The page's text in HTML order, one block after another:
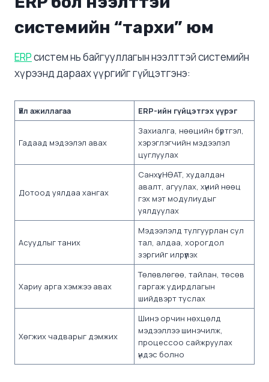
системийн “тархи” юм
ERPсистем нь байгууллагын нээлттэй системийн
хүрээнд дараах үүргийг гүйцэтгэнэ:
Үйл ажиллагаа ERP-ийн гүйцэтгэх үүрэг
Гадаад мэдээлэл авах
Захиалга, нөөцийн бүртгэл,
хэрэглэгчийн мэдээлэл
цуглуулах
Дотоод уялдаа хангах
Санхүү, НӨАТ, худалдан
авалт, агуулах, хүний нөөц
гэх мэт модулиудыг
уялдуулах
Асуудлыг таних
Мэдээлэлд тулгуурлан сул
тал, алдаа, хорогдол
зэргийг илрүүлэх
Хариу арга хэмжээ авах
Төлөвлөгөө, тайлан, төсөв
гаргаж удирдлагын
шийдвэрт туслах
Хөгжих чадварыг дэмжих
Шинэ орчин нөхцөлд
мэдээллээ шинэчилж,
процессоо сайжруулах
үндэс болно